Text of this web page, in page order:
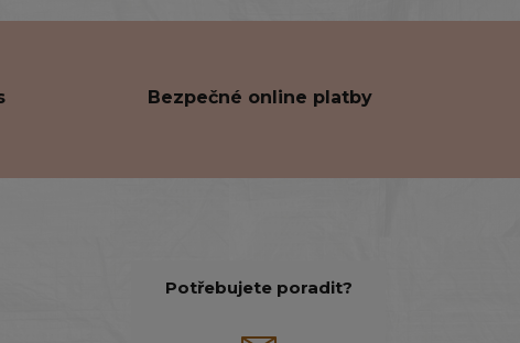
Bezpečné online platby
Potřebujete poradit?